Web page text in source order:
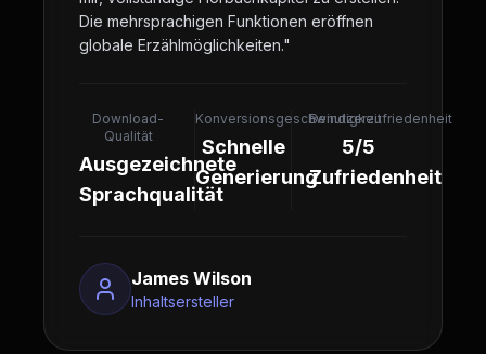
Die mehrsprachigen Funktionen eröffnen
globale Erzählmöglichkeiten."
Download-
Qualität
Ausgezeichnete
Sprachqualität
Konversionsgeschwindigkeit
Schnelle
Generierung
Benutzerzufriedenheit
5/5
Zufriedenheit
James Wilson
Inhaltsersteller